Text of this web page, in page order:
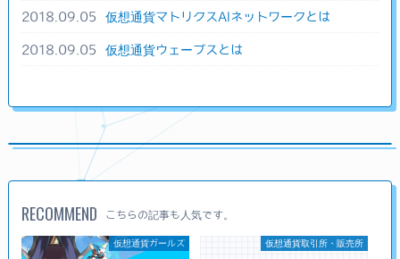
2018.09.05 仮想通貨マトリクスAIネットワークとは
2018.09.05 仮想通貨ウェーブスとは
RECOMMEND こちらの記事も人気です。
仮想通貨ガールズ 仮想通貨取引所・販売所